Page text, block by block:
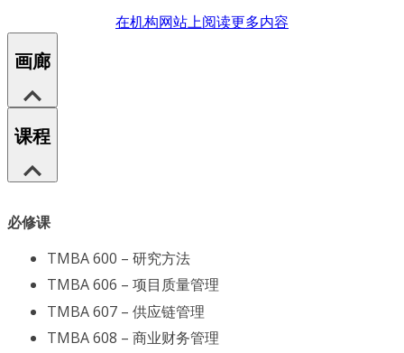
在机构网站上阅读更多内容
画廊
课程
必修课
TMBA 600 – 研究方法
TMBA 606 – 项目质量管理
TMBA 607 – 供应链管理
TMBA 608 – 商业财务管理